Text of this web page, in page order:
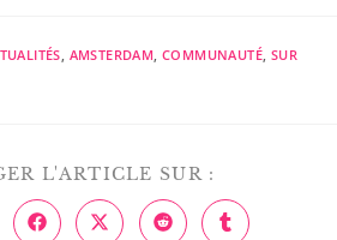
, AMSTERDAM, COMMUNAUTÉ, SUR
L'ARTICLE SUR :